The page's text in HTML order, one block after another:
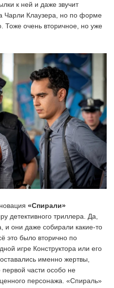
к ней и даже звучит
Чарли Клаузера, но по форме
Тоже очень вторичное, но уже
«Спирали»
детективного триллера. Да,
и они даже собирали какие-то
это было вторично по
игре Конструктора или его
именно жертвы,
первой части особо не
персонажа. «Спираль»